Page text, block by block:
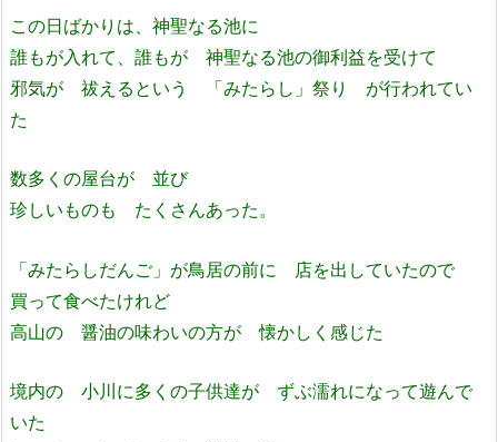
この日ばかりは、神聖なる池に
誰もが入れて、誰もが 神聖なる池の御利益を受けて
邪気が 祓えるという 「みたらし」祭り が行われてい
た
数多くの屋台が 並び
珍しいものも たくさんあった。
「みたらしだんご」が鳥居の前に 店を出していたので
買って食べたけれど
高山の 醤油の味わいの方が 懐かしく感じた
境内の 小川に多くの子供達が ずぶ濡れになって遊んで
いた